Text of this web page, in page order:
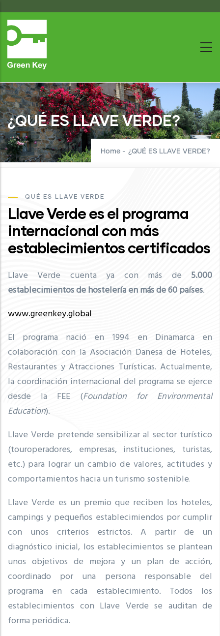
to
main
¿QUÉ ES LLAVE VERDE?
Home - ¿QUÉ ES LLAVE VERDE?
QUÉ ES LLAVE VERDE
Llave Verde es el programa
internacional con más
establecimientos certificados
Llave Verde cuenta ya con más de 5.000
establecimientos de hostelería en más de 60 países.
www.greenkey.global
El programa nació en 1994 en Dinamarca en
colaboración con la Asociación Danesa de Hoteles,
Restaurantes y Atracciones Turísticas. Actualmente,
la coordinación internacional del programa se ejerce
desde la FEE (Foundation for Environmental
Education).
Llave Verde pretende sensibilizar al sector turístico
(touroperadores, empresas, instituciones, turistas,
etc.) para lograr un cambio de valores, actitudes y
comportamientos hacia un turismo sostenible.
Llave Verde es un premio que reciben los hoteles,
campings y pequeños establecimiendos por cumplir
con unos criterios estrictos.A partir de un
diagnóstico inicial, los establecimientos se plantean
unos objetivos de mejora y un plan de acción,
coordinado por una persona responsable del
programa en cada establecimiento. Todos los
establecimientos con Llave Verde se auditan de
forma periódica.